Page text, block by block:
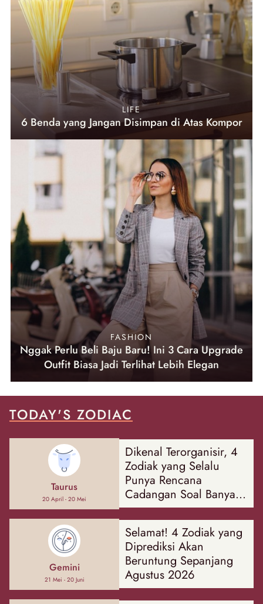
LIFE
6 Benda yang Jangan Disimpan di Atas Kompor
FASHION
Nggak Perlu Beli Baju Baru! Ini 3 Cara Upgrade
Outfit Biasa Jadi Terlihat Lebih Elegan
TODAY'S ZODIAC
Taurus
20 April - 20 Mei
Dikenal Terorganisir, 4
Zodiak yang Selalu
Punya Rencana
Cadangan Soal Banyak
Hal
Gemini
21 Mei - 20 Juni
Selamat! 4 Zodiak yang
Diprediksi Akan
Beruntung Sepanjang
Agustus 2026